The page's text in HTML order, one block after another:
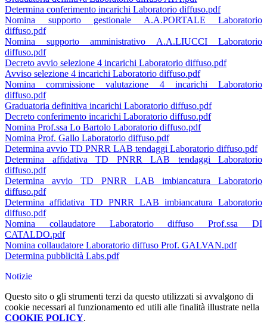
Determina conferimento incarichi Laboratorio diffuso.pdf
Nomina supporto gestionale A.A.PORTALE Laboratorio
diffuso.pdf
Nomina supporto amministrativo A.A.LIUCCI Laboratorio
diffuso.pdf
Decreto avvio selezione 4 incarichi Laboratorio diffuso.pdf
Avviso selezione 4 incarichi Laboratorio diffuso.pdf
Nomina commissione valutazione 4 incarichi Laboratorio
diffuso.pdf
Graduatoria definitiva incarichi Laboratorio diffuso.pdf
Decreto conferimento incarichi Laboratorio diffuso.pdf
Nomina Prof.ssa Lo Bartolo Laboratorio diffuso.pdf
Nomina Prof. Gallo Laboratorio diffuso.pdf
Determina avvio TD PNRR LAB tendaggi Laboratorio diffuso.pdf
Determina affidativa TD PNRR LAB tendaggi Laboratorio
diffuso.pdf
Determina avvio TD PNRR LAB imbiancatura Laboratorio
diffuso.pdf
Determina affidativa TD PNRR LAB imbiancatura Laboratorio
diffuso.pdf
Nomina collaudatore Laboratorio diffuso Prof.ssa DI
CATALDO.pdf
Nomina collaudatore Laboratorio diffuso Prof. GALVAN.pdf
Determina pubblicità Labs.pdf
Notizie
Questo sito o gli strumenti terzi da questo utilizzati si avvalgono di
cookie necessari al funzionamento ed utili alle finalità illustrate nella
COOKIE POLICY.